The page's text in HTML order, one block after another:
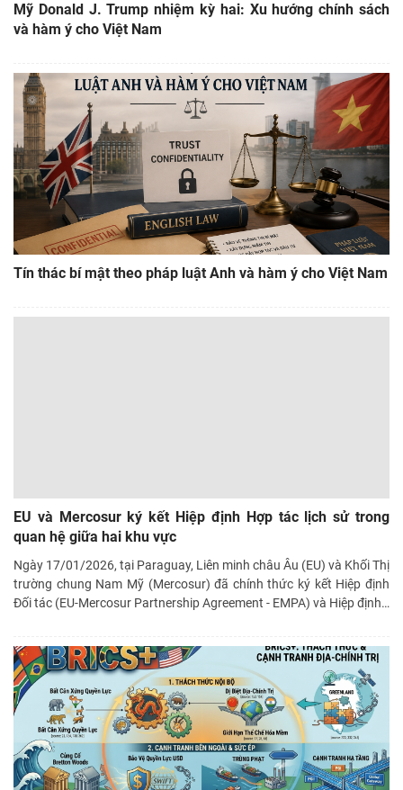
Mỹ Donald J. Trump nhiệm kỳ hai: Xu hướng chính sách
và hàm ý cho Việt Nam
Tín thác bí mật theo pháp luật Anh và hàm ý cho Việt Nam
EU và Mercosur ký kết Hiệp định Hợp tác lịch sử trong
quan hệ giữa hai khu vực
Ngày 17/01/2026, tại Paraguay, Liên minh châu Âu (EU) và Khối Thị
trường chung Nam Mỹ (Mercosur) đã chính thức ký kết Hiệp định
Đối tác (EU-Mercosur Partnership Agreement - EMPA) và Hiệp định…